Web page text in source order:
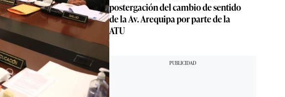
postergación del cambio de sentido
de la Av. Arequipa por parte de la
ATU